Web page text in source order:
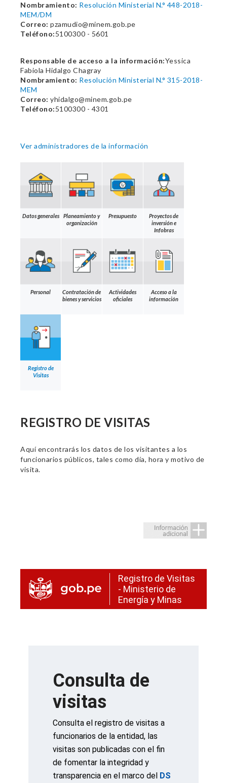
Nombramiento: Resolución Ministerial N.° 448-2018-
MEM/DM
Correo: pzamudio@minem.gob.pe
Teléfono:5100300 - 5601
Responsable de acceso a la información:Yessica
Fabiola Hidalgo Chagray
Nombramiento: Resolución Ministerial N.° 315-2018-
MEM
Correo: yhidalgo@minem.gob.pe
Teléfono:5100300 - 4301
Ver administradores de la información
Datos generales
Planeamiento y
organización
Presupuesto
Proyectos de
inversión e
Infobras
Personal
Contratación de
bienes y servicios
Actividades
oficiales
Acceso a la
información
Registro de
Visitas
REGISTRO DE VISITAS
Aquí encontrarás los datos de los visitantes a los
funcionarios públicos, tales como día, hora y motivo de
visita.